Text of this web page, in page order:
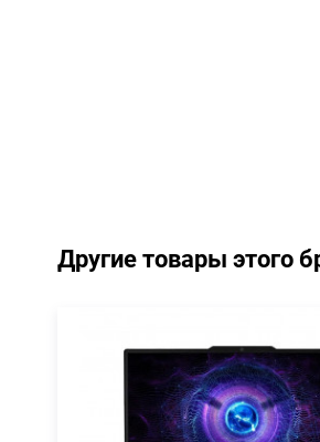
Другие товары этого